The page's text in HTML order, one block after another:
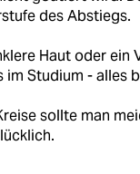
des Abstiegs.
Haut oder ein
im Studium - alles
sollte man